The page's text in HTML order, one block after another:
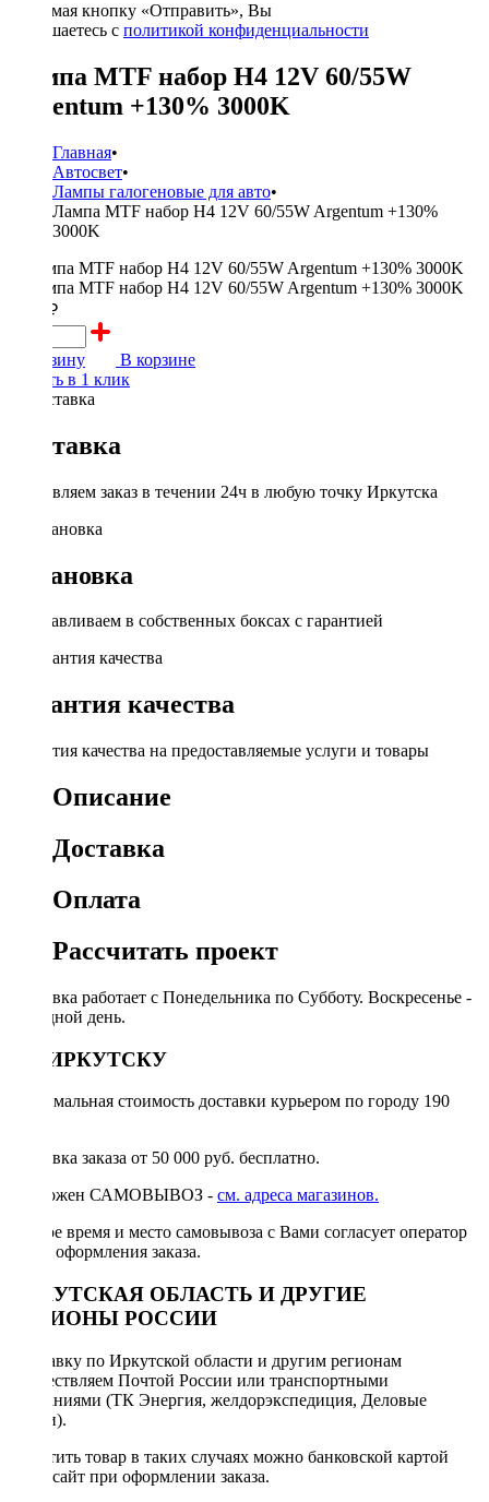
Нажимая кнопку «Отправить», Вы
соглашаетесь с политикой конфиденциальности
Лампа MTF набор H4 12V 60/55W
Argentum +130% 3000K
Главная•
Автосвет•
Лампы галогеновые для авто•
Лампа MTF набор H4 12V 60/55W Argentum +130%
3000K
1650 ₽
В корзину
В корзине
Купить в 1 клик
Доставка
Доставляем заказ в течении 24ч в любую точку Иркутска
Установка
Устанавливаем в собственных боксах с гарантией
Гарантия качества
Гарантия качества на предоставляемые услуги и товары
Описание
Доставка
Оплата
Рассчитать проект
Доставка работает с Понедельника по Субботу. Воскресенье -
выходной день.
ПО ИРКУТСКУ
Минимальная стоимость доставки курьером по городу 190
Доставка заказа от 50 000 руб. бесплатно.
Возможен САМОВЫВОЗ - см. адреса магазинов.
Точное время и место самовывоза с Вами согласует оператор
после оформления заказа.
ИРКУТСКАЯ ОБЛАСТЬ И ДРУГИЕ
РЕГИОНЫ РОССИИ
Отправку по Иркутской области и другим регионам
осуществляем Почтой России или транспортными
компаниями (ТК Энергия, желдорэкспедиция, Деловые
линии).
Оплатить товар в таких случаях можно банковской картой
через сайт при оформлении заказа.